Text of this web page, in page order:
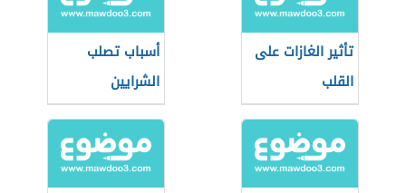
تأثير الغازات على
القلب
أسباب تصلب
الشرايين